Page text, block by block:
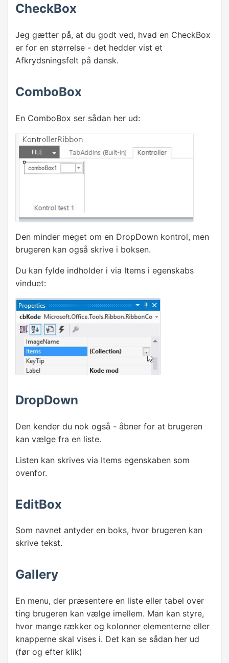
CheckBox
Jeg gætter på, at du godt ved, hvad en CheckBox
er for en størrelse - det hedder vist et
Afkrydsningsfelt på dansk.
ComboBox
En ComboBox ser sådan her ud:
Den minder meget om en DropDown kontrol, men
brugeren kan også skrive i boksen.
Du kan fylde indholder i via Items i egenskabs
vinduet:
DropDown
Den kender du nok også - åbner for at brugeren
kan vælge fra en liste.
Listen kan skrives via Items egenskaben som
ovenfor.
EditBox
Som navnet antyder en boks, hvor brugeren kan
skrive tekst.
Gallery
En menu, der præsentere en liste eller tabel over
ting brugeren kan vælge imellem. Man kan styre,
hvor mange rækker og kolonner elementerne eller
knapperne skal vises i. Det kan se sådan her ud
(før og efter klik)